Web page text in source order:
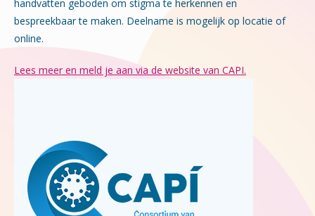
handvatten geboden om stigma te herkennen en
bespreekbaar te maken. Deelname is mogelijk op locatie of
online.
Lees meer en meld je aan via de website van CAPI.